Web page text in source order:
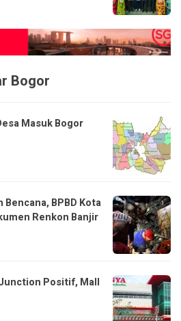
Bogor
Masuk Bogor
BPBD Kota
Renkon Banjir
Positif, Mall